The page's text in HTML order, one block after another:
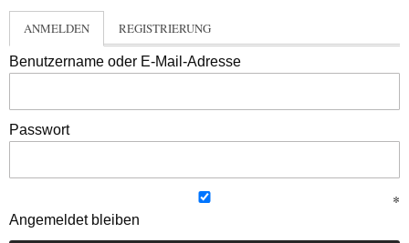
ANMELDEN REGISTRIERUNG
Benutzername oder E-Mail-Adresse
Passwort
Angemeldet bleiben